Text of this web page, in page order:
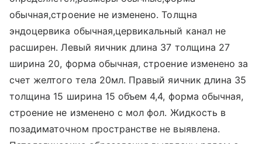
обычная,строение не изменено. Толщна
эндоцервика обычная,цервикальный канал не
расширен. Левый яичник длина 37 толщина 27
ширина 20, форма обычная, строение изменено за
счет желтого тела 20мл. Правый яичник длина 35
толщина 15 ширина 15 объем 4,4, форма обычная,
строение не изменено с мол фол. Жидкость в
позадиматочном пространстве не выявлена.